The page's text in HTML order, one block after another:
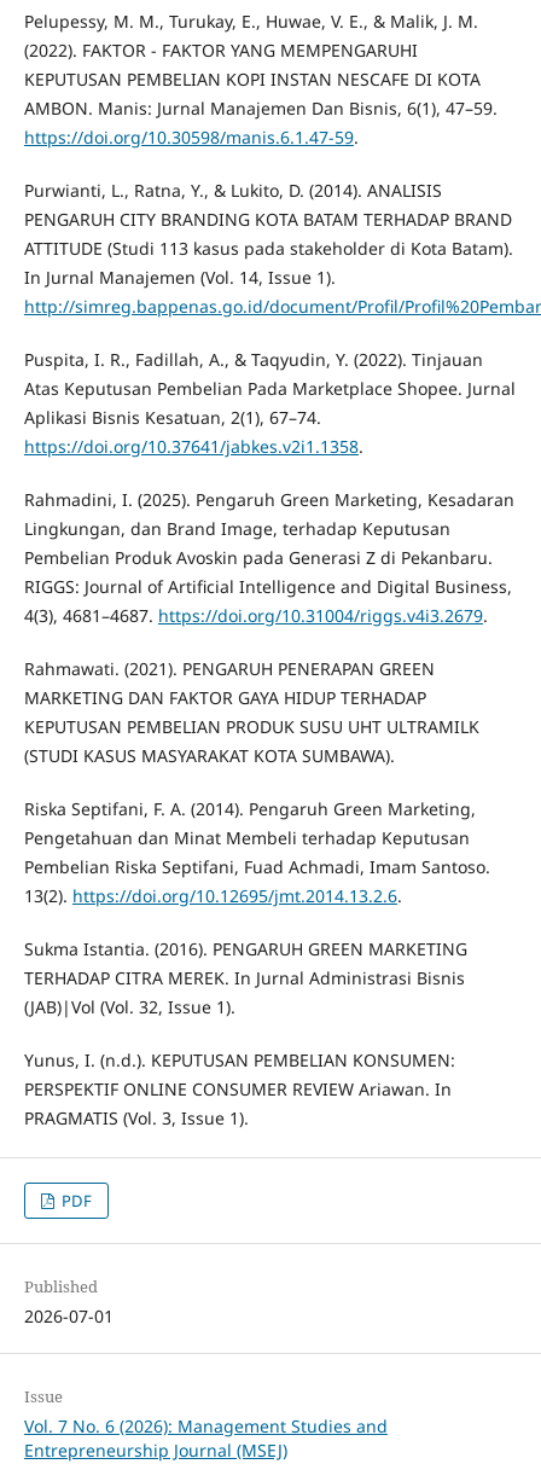
Pelupessy, M. M., Turukay, E., Huwae, V. E., & Malik, J. M.
(2022). FAKTOR - FAKTOR YANG MEMPENGARUHI
KEPUTUSAN PEMBELIAN KOPI INSTAN NESCAFE DI KOTA
AMBON. Manis: Jurnal Manajemen Dan Bisnis, 6(1), 47–59.
https://doi.org/10.30598/manis.6.1.47-59.
Purwianti, L., Ratna, Y., & Lukito, D. (2014). ANALISIS
PENGARUH CITY BRANDING KOTA BATAM TERHADAP BRAND
ATTITUDE (Studi 113 kasus pada stakeholder di Kota Batam).
In Jurnal Manajemen (Vol. 14, Issue 1).
http://simreg.bappenas.go.id/document/Profil/
Puspita, I. R., Fadillah, A., & Taqyudin, Y. (2022). Tinjauan
Atas Keputusan Pembelian Pada Marketplace Shopee. Jurnal
Aplikasi Bisnis Kesatuan, 2(1), 67–74.
https://doi.org/10.37641/jabkes.v2i1.1358.
Rahmadini, I. (2025). Pengaruh Green Marketing, Kesadaran
Lingkungan, dan Brand Image, terhadap Keputusan
Pembelian Produk Avoskin pada Generasi Z di Pekanbaru.
RIGGS: Journal of Artificial Intelligence and Digital Business,
4(3), 4681–4687. https://doi.org/10.31004/riggs.v4i3.2679.
Rahmawati. (2021). PENGARUH PENERAPAN GREEN
MARKETING DAN FAKTOR GAYA HIDUP TERHADAP
KEPUTUSAN PEMBELIAN PRODUK SUSU UHT ULTRAMILK
(STUDI KASUS MASYARAKAT KOTA SUMBAWA).
Riska Septifani, F. A. (2014). Pengaruh Green Marketing,
Pengetahuan dan Minat Membeli terhadap Keputusan
Pembelian Riska Septifani, Fuad Achmadi, Imam Santoso.
13(2). https://doi.org/10.12695/jmt.2014.13.2.6.
Sukma Istantia. (2016). PENGARUH GREEN MARKETING
TERHADAP CITRA MEREK. In Jurnal Administrasi Bisnis
(JAB)|Vol (Vol. 32, Issue 1).
Yunus, I. (n.d.). KEPUTUSAN PEMBELIAN KONSUMEN:
PERSPEKTIF ONLINE CONSUMER REVIEW Ariawan. In
PRAGMATIS (Vol. 3, Issue 1).
PDF
Published
2026-07-01
Issue
Vol. 7 No. 6 (2026): Management Studies and
Entrepreneurship Journal (MSEJ)